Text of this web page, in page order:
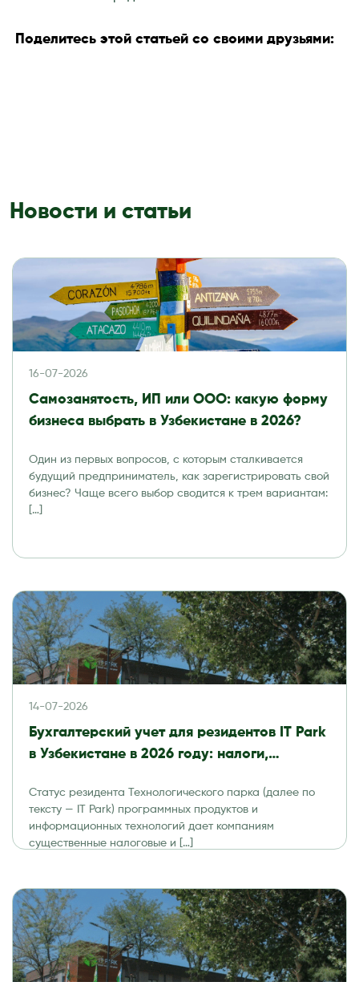
Поделитесь этой статьей со своими друзьями:
Новости и статьи
16-07-2026
Самозанятость, ИП или ООО: какую форму
бизнеса выбрать в Узбекистане в 2026?
Один из первых вопросов, с которым сталкивается
будущий предприниматель, как зарегистрировать свой
бизнес? Чаще всего выбор сводится к трем вариантам:
[…]
14-07-2026
Бухгалтерский учет для резидентов IT Park
в Узбекистане в 2026 году: налоги,
Статус резидента Технологического парка (далее по
тексту — IT Park) программных продуктов и
информационных технологий дает компаниям
существенные налоговые и […]